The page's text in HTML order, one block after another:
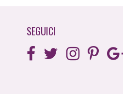
SEGUICI